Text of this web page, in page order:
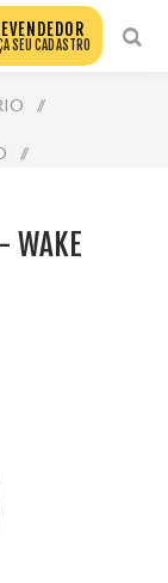
SEU CADASTRO
/
/
WAKE